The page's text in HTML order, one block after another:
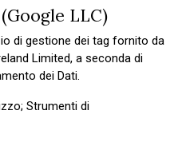
LLC)
di gestione dei tag fornito da
Limited, a seconda di
dei Dati.
Strumenti di